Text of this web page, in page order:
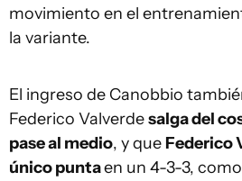
movimiento en el
la variante.
El ingreso de Canobbio
Federico Valverdesalga del
pase al medio, y que Federico
único puntaen un 4-3-3,